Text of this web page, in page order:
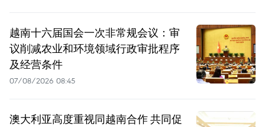
越南十六届国会一次非常规会议：审
议削减农业和环境领域行政审批程序
及经营条件
07/08/2026 08:45
澳大利亚高度重视同越南合作 共同促